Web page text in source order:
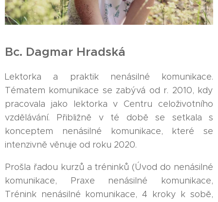
Bc. Dagmar Hradská
Lektorka a praktik nenásilné komunikace.
Tématem komunikace se zabývá od r. 2010, kdy
pracovala jako lektorka v Centru celoživotního
vzdělávání. Přibližně v té době se setkala s
konceptem nenásilné komunikace, které se
intenzivně věnuje od roku 2020.
Prošla řadou kurzů a tréninků (Úvod do nenásilné
komunikace, Praxe nenásilné komunikace,
Trénink nenásilné komunikace, 4 kroky k sobě,